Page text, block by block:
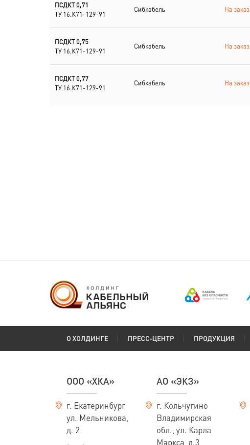
ПСДКТ 0,71
ТУ 16.К71-129-91
Сибкабель На заказ
ПСДКТ 0,75
ТУ 16.К71-129-91
Сибкабель На заказ
ПСДКТ 0,77
ТУ 16.К71-129-91
Сибкабель На заказ
О ХОЛДИНГЕ ПРЕСС-ЦЕНТР ПРОДУКЦИЯ
ООО «ХКА»
г. Екатеринбург
ул. Мельникова,
д. 2
АО «ЭКЗ»
г. Кольчугино
Владимирская
обл., ул. Карла
Маркса, д.3